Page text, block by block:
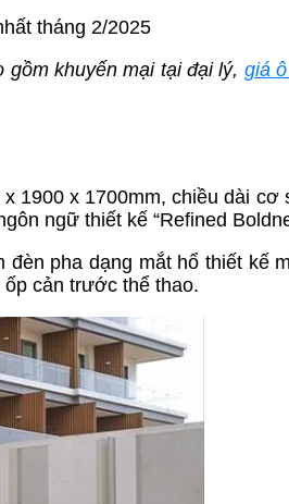
tháng 2/2025
khuyến mại tại đại lý, giá
1900 x 1700mm, chiều dài cơ
ngữ thiết kế “Refined
pha dạng mắt hổ thiết kế
cản trước thể thao.